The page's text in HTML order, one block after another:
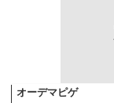
オーデマピゲ